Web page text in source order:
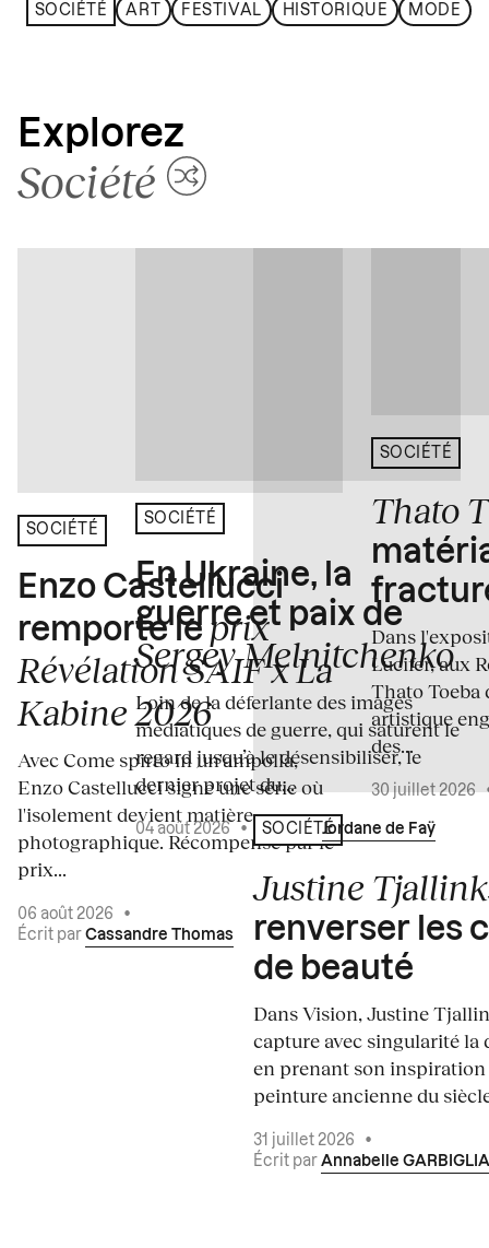
SOCIÉTÉ ART FESTIVAL HISTORIQUE MODE
Explorez
Société
SOCIÉTÉ
Enzo Castellucci
remporte le prix
Révélation SAIF x La
Kabine 2026
Avec Come spirto in un'ampolla,
Enzo Castellucci signe une série où
l'isolement devient matière
photographique. Récompensé par le
prix...
06 août 2026
•
Écrit par Cassandre Thomas
SOCIÉTÉ
En Ukraine, la
guerre et paix de
Sergey Melnitchenko
Loin de la déferlante des images
médiatiques de guerre, qui saturent le
regard jusqu’à le désensibiliser, le
dernier projet du...
04 août 2026 • Écrit par Jordane de Faÿ
SOCIÉTÉ
Justine
renverser les
de beauté
Dans Vision, Justine
capture avec singularité la
en prenant son inspiration
peinture ancienne du
31 juillet 2026
•
Écrit par Annabelle GARBIGLIA
SOCIÉTÉ
Thato
Dans
Lucifer, aux
Thato Toeba
artistique
des...
30 juillet 2026